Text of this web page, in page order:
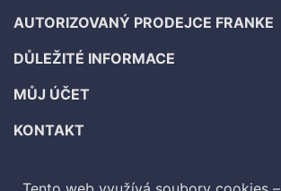
AUTORIZOVANÝ PRODEJCE FRANKE
DŮLEŽITÉ INFORMACE
MŮJ ÚČET
KONTAKT